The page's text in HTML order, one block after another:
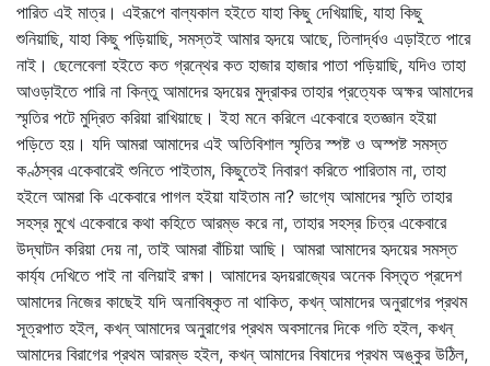
পারিত এই মাত্র। এইরূপে বাল্যকাল হইতে যাহা কিছু দেখিয়াছি, যাহা কিছু
শুনিয়াছি, যাহা কিছু পড়িয়াছি, সমস্তই আমার হৃদয়ে আছে, তিলার্দ্ধও এড়াইতে পারে
নাই। ছেলেবেলা হইতে কত গ্রন্থের কত হাজার হাজার পাতা পড়িয়াছি, যদিও তাহা
আওড়াইতে পারি না কিন্তু আমাদের হৃদয়ের মুদ্রাকর তাহার প্রত্যেক অক্ষর আমাদের
স্মৃতির পটে মুদ্রিত করিয়া রাখিয়াছে। ইহা মনে করিলে একেবারে হতজ্ঞান হইয়া
পড়িতে হয়। যদি আমরা আমাদের এই অতিবিশাল স্মৃতির স্পষ্ট ও অস্পষ্ট সমস্ত
কণ্ঠস্বর একেবারেই শুনিতে পাইতাম, কিছুতেই নিবারণ করিতে পারিতাম না, তাহা
হইলে আমরা কি একেবারে পাগল হইয়া যাইতাম না? ভাগ্যে আমাদের স্মৃতি তাহার
সহস্র মুখে একেবারে কথা কহিতে আরম্ভ করে না, তাহার সহস্র চিত্র একেবারে
উদ্‌ঘাটন করিয়া দেয় না, তাই আমরা বাঁচিয়া আছি। আমরা আমাদের হৃদয়ের সমস্ত
কার্য্য দেখিতে পাই না বলিয়াই রক্ষা। আমাদের হৃদয়রাজ্যের অনেক বিস্তৃত প্রদেশ
আমাদের নিজের কাছেই যদি অনাবিষ্কৃত না থাকিত, কখন্‌ আমাদের অনুরাগের প্রথম
সূত্রপাত হইল, কখন্‌ আমাদের অনুরাগের প্রথম অবসানের দিকে গতি হইল, কখন্‌
আমাদের বিরাগের প্রথম আরম্ভ হইল, কখন্‌ আমাদের বিষাদের প্রথম অঙ্কুর উঠিল,